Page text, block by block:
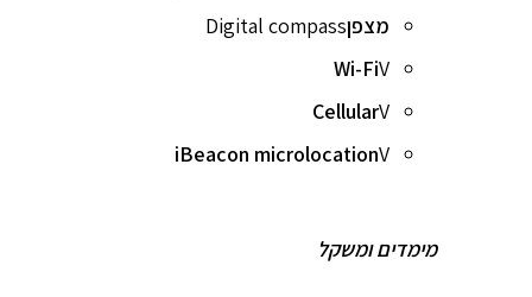
מצפןDigital compass
Wi-FiV
CellularV
iBeacon microlocationV
מימדים ומשקל